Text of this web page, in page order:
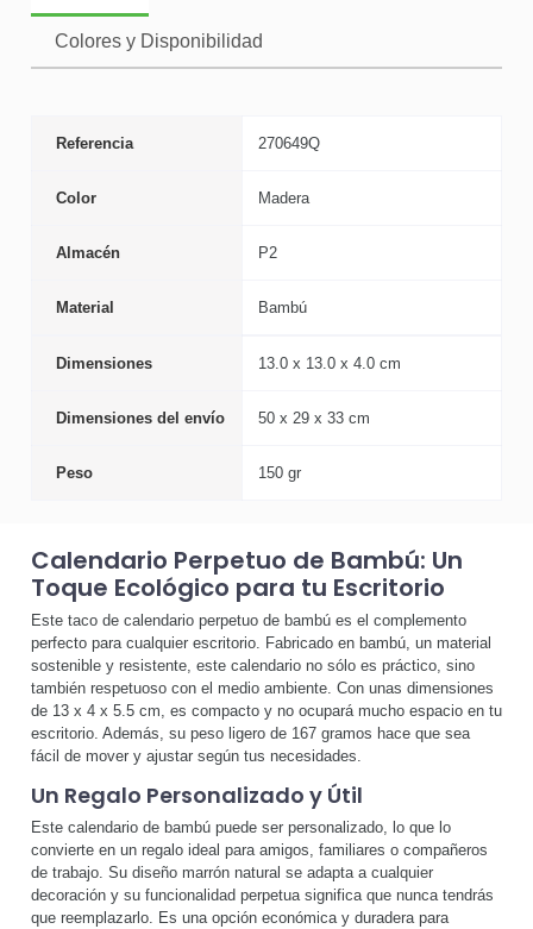
Colores y Disponibilidad
Referencia 270649Q
Color Madera
Almacén P2
Material Bambú
Dimensiones 13.0 x 13.0 x 4.0 cm
Dimensiones del envío 50 x 29 x 33 cm
Peso 150 gr
Calendario Perpetuo de Bambú: Un
Toque Ecológico para tu Escritorio
Este taco de calendario perpetuo de bambú es el complemento
perfecto para cualquier escritorio. Fabricado en bambú, un material
sostenible y resistente, este calendario no sólo es práctico, sino
también respetuoso con el medio ambiente. Con unas dimensiones
de 13 x 4 x 5.5 cm, es compacto y no ocupará mucho espacio en tu
escritorio. Además, su peso ligero de 167 gramos hace que sea
fácil de mover y ajustar según tus necesidades.
Un Regalo Personalizado y Útil
Este calendario de bambú puede ser personalizado, lo que lo
convierte en un regalo ideal para amigos, familiares o compañeros
de trabajo. Su diseño marrón natural se adapta a cualquier
decoración y su funcionalidad perpetua significa que nunca tendrás
que reemplazarlo. Es una opción económica y duradera para